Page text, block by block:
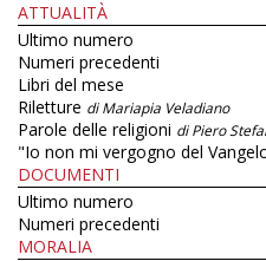
ATTUALITÀ
Ultimo numero
Numeri precedenti
Libri del mese
Riletture di Mariapia Veladiano
Parole delle religioni di Piero
"Io non mi vergogno del
DOCUMENTI
Ultimo numero
Numeri precedenti
MORALIA